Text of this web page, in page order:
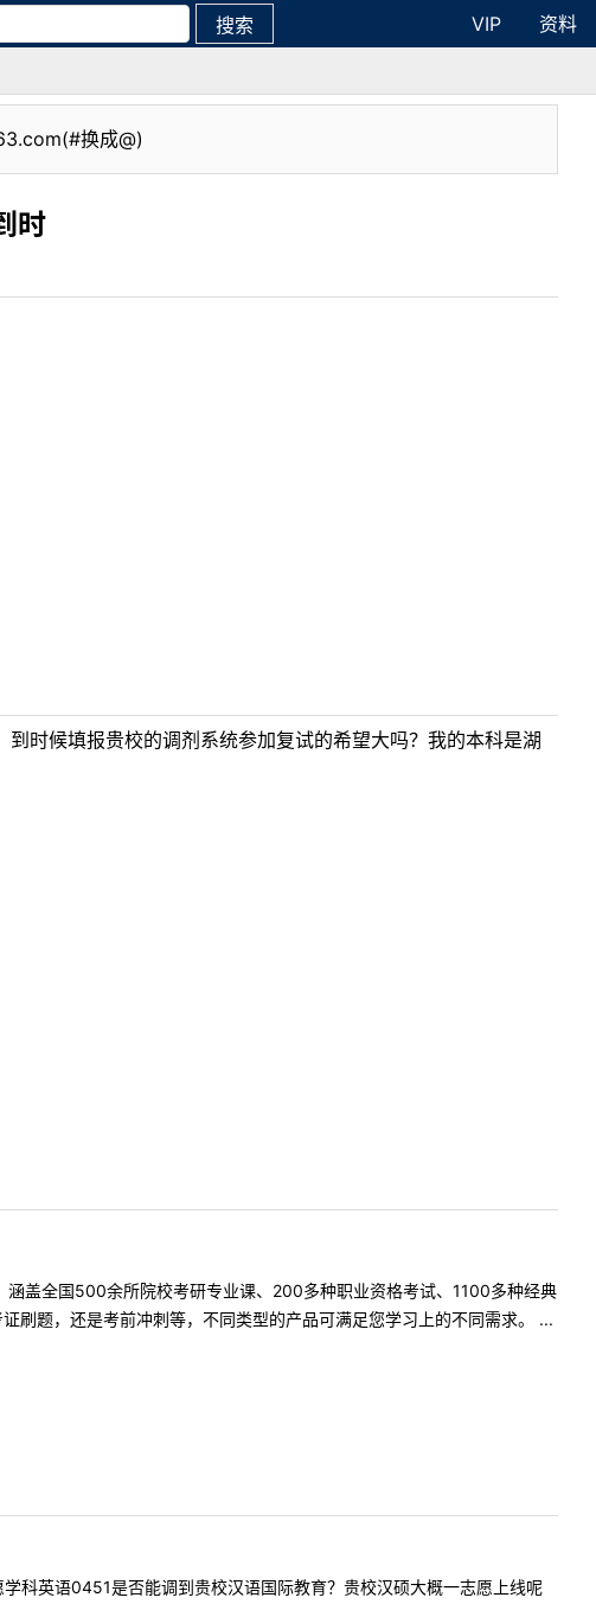
搜索 VIP
资料
换成@)
时
时候填报贵校的调剂系统参加复试的希望大吗？我的本科是湖
盖全国500余所院校考研专业课、200多种职业资格考试、1100多种经典
刷题，还是考前冲刺等，不同类型的产品可满足您学习上的不同需求。 ...
英语0451是否能调到贵校汉语国际教育？贵校汉硕大概一志愿上线呢